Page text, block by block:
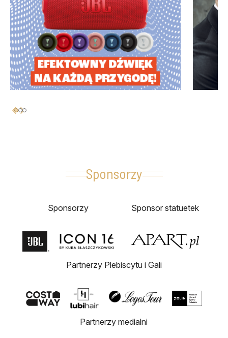
Sponsorzy
Sponsorzy Sponsor statuetek
Partnerzy Plebiscytu i Gali
Partnerzy medialni